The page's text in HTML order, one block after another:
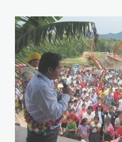
carretera